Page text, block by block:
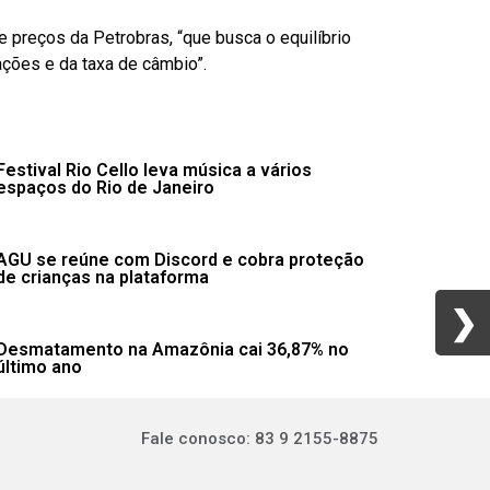
preços da Petrobras, “que busca o equilíbrio
e da taxa de câmbio”.
Rio Cello leva música a vários
do Rio de Janeiro
se reúne com Discord e cobra proteção
crianças na plataforma
na Amazônia cai 36,87% no
ano
Fale conosco: 83 9 2155-8875
❯
❯